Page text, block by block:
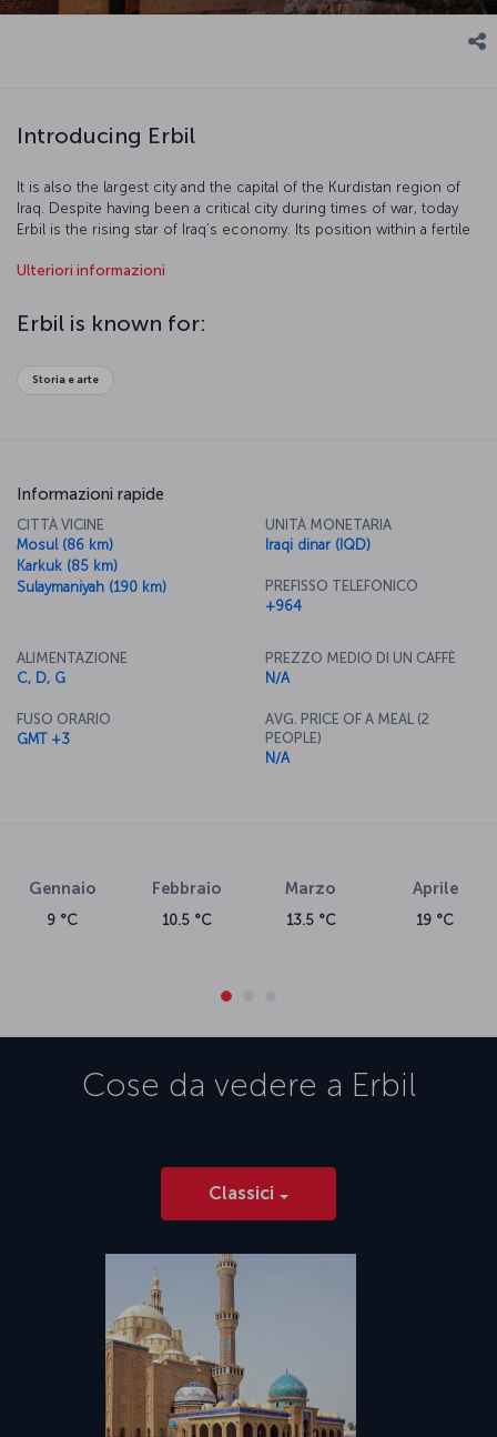
Introducing Erbil
It is also the largest city and the capital of the Kurdistan region of
Iraq. Despite having been a critical city during times of war, today
Erbil is the rising star of Iraq’s economy. Its position within a fertile
Ulteriori informazioni
Erbil is known for:
Storia e arte
Informazioni rapide
CITTÀ VICINE
Mosul (86 km)
Karkuk (85 km)
Sulaymaniyah (190 km)
UNITÀ MONETARIA
Iraqi dinar (IQD)
PREFISSO TELEFONICO
+964
ALIMENTAZIONE
C, D, G
FUSO ORARIO
GMT +3
PREZZO MEDIO DI UN CAFFÈ
N/A
AVG. PRICE OF A MEAL (2
PEOPLE)
N/A
Gennaio
9 °C
Febbraio
10.5 °C
Marzo
13.5 °C
Aprile
19 °C
Cose da vedere a Erbil
Classici